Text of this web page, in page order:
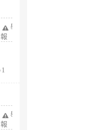
舉
報
1
舉
報